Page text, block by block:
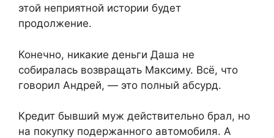
этой неприятной истории будет
продолжение.
Конечно, никакие деньги Даша не
собиралась возвращать Максиму. Всё, что
говорил Андрей, — это полный абсурд.
Кредит бывший муж действительно брал, но
на покупку подержанного автомобиля. А